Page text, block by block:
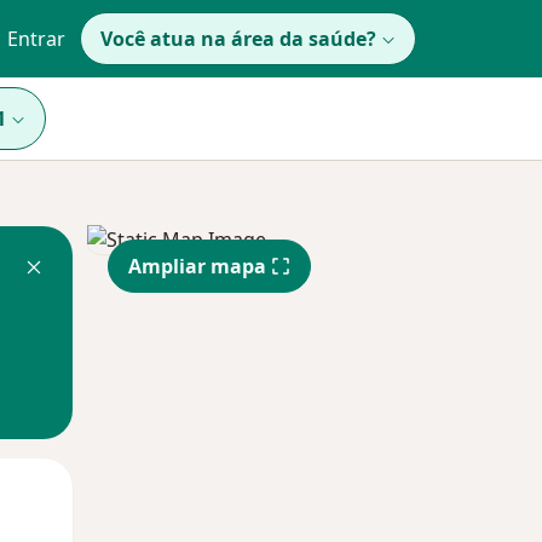
Entrar Você atua na área da saúde?
Ampliar mapa